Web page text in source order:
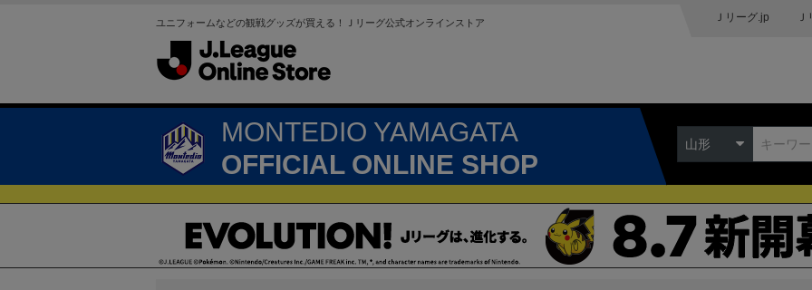
ユニフォームなどの観戦グッズが買える！Ｊリーグ公式オンラインストア Ｊリーグ.jp
MONTEDIO YAMAGATA
OFFICIAL ONLINE SHOP
山形